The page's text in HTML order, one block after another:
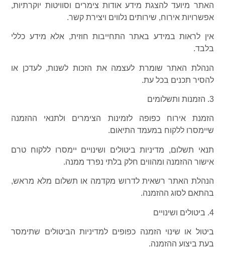
האתר מיועד להצגת מידע אודות צימרים וסוויטות יוקרתיות,
אפשרויות אירוח, שירותים נלווים ויצירת קשר.
אין לראות במידע באתר התחייבות חוזית, אלא מידע כללי
בלבד.
הנהלת האתר שומרת לעצמה את הזכות לשנות, לעדכן או
להסיר תכנים בכל עת.
3. הזמנות ותשלומים
הזמנת אירוח כפופה לזמינות הצימרים ולתנאי ההזמנה
שיימסרו ללקוח במעמד התיאום.
תנאי תשלום, מדיניות ביטולים ושינויים יימסרו ללקוח טרם
אישור ההזמנה ומהווים חלק בלתי נפרד ממנה.
הנהלת האתר רשאית לדרוש מקדמה או תשלום מלא מראש,
בהתאם לסוג ההזמנה.
4. ביטולים ושינויים
ביטול או שינוי הזמנה כפופים למדיניות הביטולים שתימסר
בעת ביצוע ההזמנה.